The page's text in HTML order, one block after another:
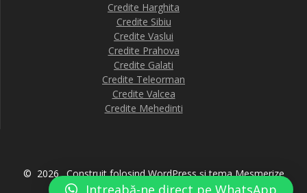
Credite Harghita
Credite Sibiu
Credite Vaslui
Credite Prahova
Credite Galati
Credite Teleorman
Credite Valcea
Credite Mehedinti
© 2026 . Construit folosind WordPress șitema Mesmerize
Intreabă-ne direct pe WhatsApp